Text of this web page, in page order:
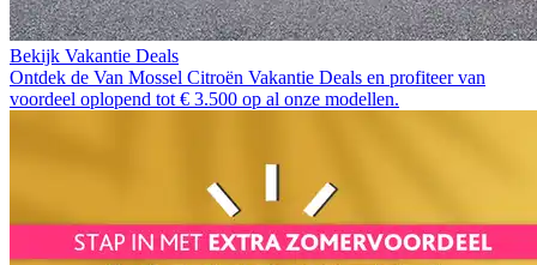
Bekijk Vakantie Deals
Ontdek de Van Mossel Citroën Vakantie Deals en profiteer van
voordeel oplopend tot € 3.500 op al onze modellen.